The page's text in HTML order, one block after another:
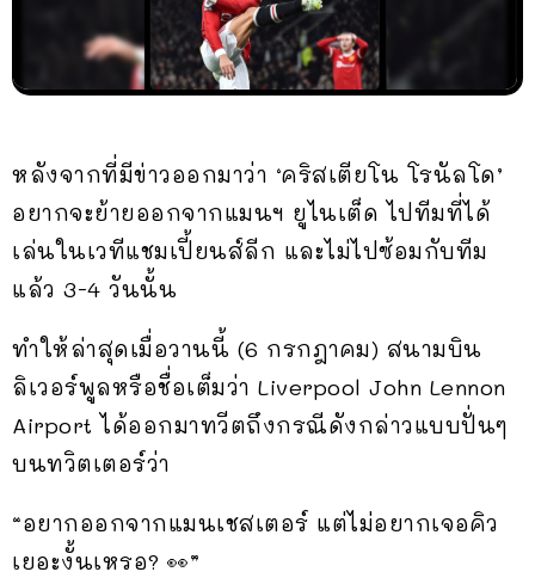
หลังจากที่มีข่าวออกมาว่า ‘คริสเตียโน โรนัลโด’
อยากจะย้ายออกจากแมนฯ ยูไนเต็ด ไปทีมที่ได้
เล่นในเวทีแชมเปี้ยนส์ลีก และไม่ไปซ้อมกับทีม
แล้ว 3-4 วันนั้น
ทำให้ล่าสุดเมื่อวานนี้ (6 กรกฎาคม) สนามบิน
ลิเวอร์พูลหรือชื่อเต็มว่า Liverpool John Lennon
Airport ได้ออกมาทวีตถึงกรณีดังกล่าวแบบปั่นๆ
บนทวิตเตอร์ว่า
“อยากออกจากแมนเชสเตอร์ แต่ไม่อยากเจอคิว
เยอะงั้นเหรอ? 👀”